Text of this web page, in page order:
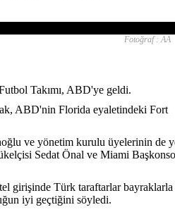
Fotoğraf : AA
Takımı, ABD'ye geldi.
ABD'nin Florida eyaletindeki Fort
ve yönetim kurulu üyelerinin de
Sedat Önal ve Miami
girişinde Türk taraftarlar bayraklarla
iyi geçtiğini söyledi.